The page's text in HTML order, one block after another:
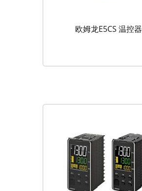
欧姆龙E5CS 温控器